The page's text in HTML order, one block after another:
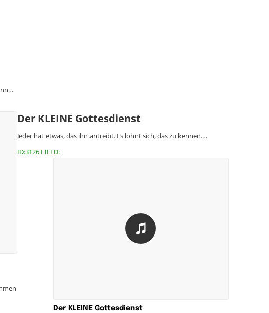
Der KLEINE Gottesdienst
Jeder hat etwas, das ihn antreibt. Es lohnt sich, das zu kennen.…
ID:3126 FIELD:
Der KLEINE Gottesdienst